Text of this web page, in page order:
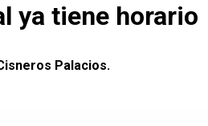
ya tiene horario
Palacios.